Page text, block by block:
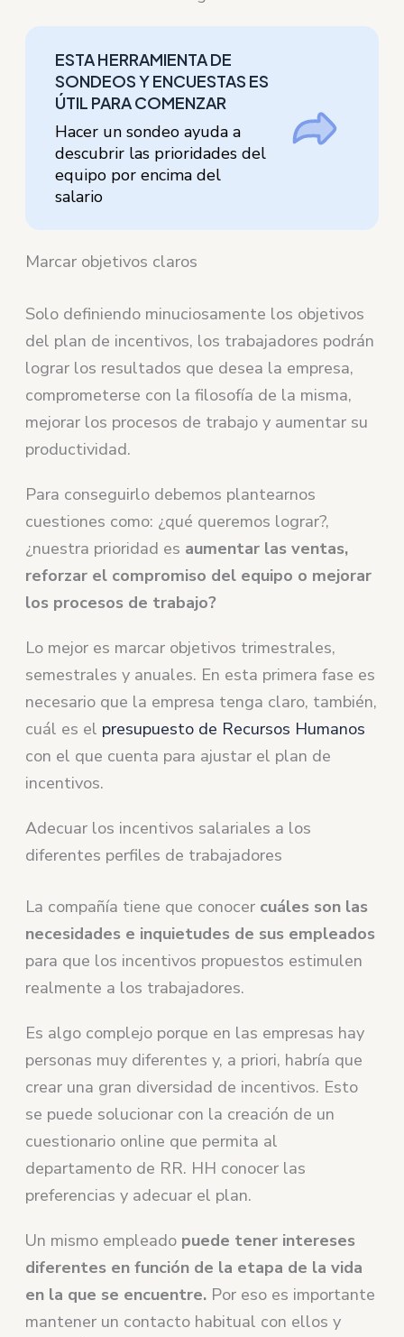
ESTA HERRAMIENTA DE
SONDEOS Y ENCUESTAS ES
ÚTIL PARA COMENZAR
Hacer un sondeo ayuda a
descubrir las prioridades del
equipo por encima del
salario
Marcar objetivos claros
Solo definiendo minuciosamente los objetivos
del plan de incentivos, los trabajadores podrán
lograr los resultados que desea la empresa,
comprometerse con la filosofía de la misma,
mejorar los procesos de trabajo y aumentar su
productividad.
Para conseguirlo debemos plantearnos
cuestiones como: ¿qué queremos lograr?,
¿nuestra prioridad es aumentar las ventas,
reforzar el compromiso del equipo o mejorar
los procesos de trabajo?
Lo mejor es marcar objetivos trimestrales,
semestrales y anuales. En esta primera fase es
necesario que la empresa tenga claro, también,
cuál es el presupuesto de Recursos Humanos
con el que cuenta para ajustar el plan de
incentivos.
Adecuar los incentivos salariales a los
diferentes perfiles de trabajadores
La compañía tiene que conocer cuáles son las
necesidades e inquietudes de sus empleados
para que los incentivos propuestos estimulen
realmente a los trabajadores.
Es algo complejo porque en las empresas hay
personas muy diferentes y, a priori, habría que
crear una gran diversidad de incentivos. Esto
se puede solucionar con la creación de un
cuestionario online que permita al
departamento de RR. HH conocer las
preferencias y adecuar el plan.
Un mismo empleado puede tener intereses
diferentes en función de la etapa de la vida
en la que se encuentre. Por eso es importante
mantener un contacto habitual con ellos y